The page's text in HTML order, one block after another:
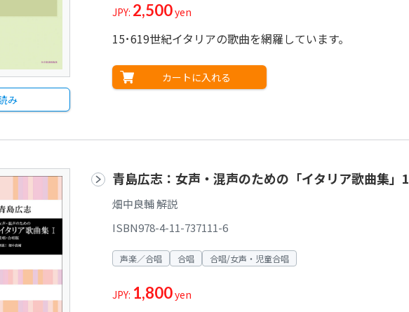
み
JPY: 2,500yen
15･619世紀イタリアの歌曲を網羅しています。
カートに入れる
青島広志：女声・混声のための「イタリア歌曲集」1
畑中良輔 解説
ISBN978-4-11-737111-6
声楽／合唱 合唱 合唱/女声・児童合唱
JPY: 1,800yen